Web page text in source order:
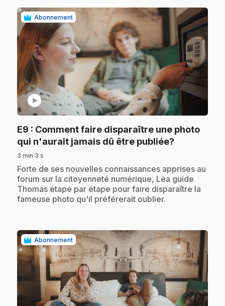
Abonnement
play_circle
E9 : Comment faire disparaître une photo
qui n'aurait jamais dû être publiée?
3 min 3 s
.Forte de ses nouvelles connaissances apprises au
forum sur la citoyenneté numérique, Léa guide
Thomas étape par étape pour faire disparaître la
fameuse photo qu'il préférerait oublier.
Abonnement